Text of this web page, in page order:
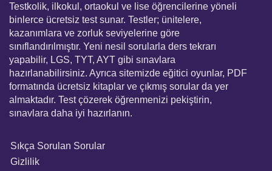
Testkolik, ilkokul, ortaokul ve lise öğrencilerine yöneli
binlerce ücretsiz test sunar. Testler; ünitelere,
kazanımlara ve zorluk seviyelerine göre
sınıflandırılmıştır. Yeni nesil sorularla ders tekrarı
yapabilir, LGS, TYT, AYT gibi sınavlara
hazırlanabilirsiniz. Ayrıca sitemizde eğitici oyunlar, PDF
formatında ücretsiz kitaplar ve çıkmış sorular da yer
almaktadır. Test çözerek öğrenmenizi pekiştirin,
sınavlara daha iyi hazırlanın.
Sıkça Sorulan Sorular
Gizlilik